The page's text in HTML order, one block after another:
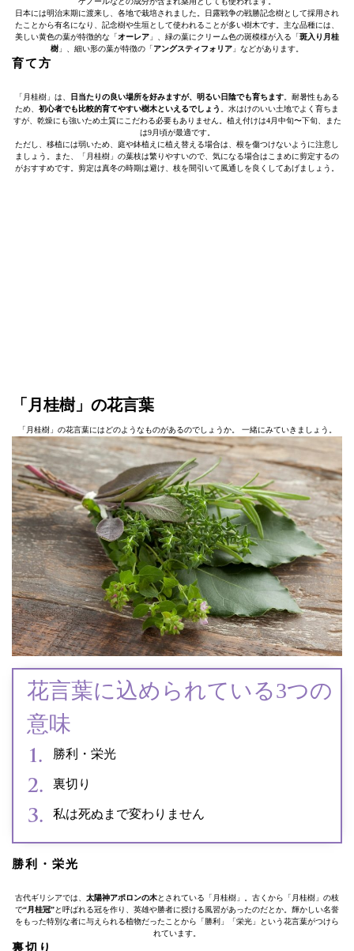
日本には明治末期に渡来し、各地で栽培されました。日露戦争の戦勝記念樹として採用され
たことから有名になり、記念樹や生垣として使われることが多い樹木です。主な品種には、
美しい黄色の葉が特徴的な「オーレア 」、緑の葉にクリーム色の斑模様が入る「斑入り月桂
樹 」、細い形の葉が特徴の「アングスティフォリア 」などがあります。
育て方
「月桂樹」は、 日当たりの良い場所を好みますが、明るい日陰でも育ちます 。耐暑性もある
ため、 初心者でも比較的育てやすい樹木といえるでしょう
。水はけのいい土地でよく育ちま
すが、乾燥にも強いため土質にこだわる必要もありません。植え付けは4月中旬〜下旬、また
は9月頃が最適です。
ただし、移植には弱いため、庭や鉢植えに植え替える場合は、根を傷つけないように注意し
ましょう。また、「月桂樹」の葉枝は繁りやすいので、気になる場合はこまめに剪定するの
がおすすめです。剪定は真冬の時期は避け、枝を間引いて風通しを良くしてあげましょう。
「月桂樹」の花言葉
「月桂樹」の花言葉にはどのようなものがあるのでしょうか。 一緒にみていきましょう。
花言葉に込められている3つの
意味
勝利・栄光
裏切り
私は死ぬまで変わりません
勝利・栄光
古代ギリシアでは、 太陽神アポロンの木とされている「月桂樹」。古くから「月桂樹」の枝
で“月桂冠”と呼ばれる冠を作り、英雄や勝者に授ける風習があったのだとか。輝かしい名誉
をもった特別な者に与えられる植物だったことから「勝利」「栄光」という花言葉がつけら
れています。
裏切り